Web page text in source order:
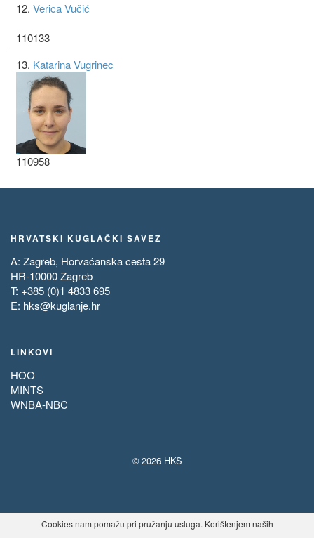
12. Verica Vučić
110133
13. Katarina Vugrinec
110958
HRVATSKI KUGLAČKI SAVEZ
A: Zagreb, Horvaćanska cesta 29
HR-10000 Zagreb
T: +385 (0)1 4833 695
E: hks@kuglanje.hr
LINKOVI
HOO
MINTS
WNBA-NBC
© 2026 HKS
Cookies nam pomažu pri pružanju usluga. Korištenjem naših